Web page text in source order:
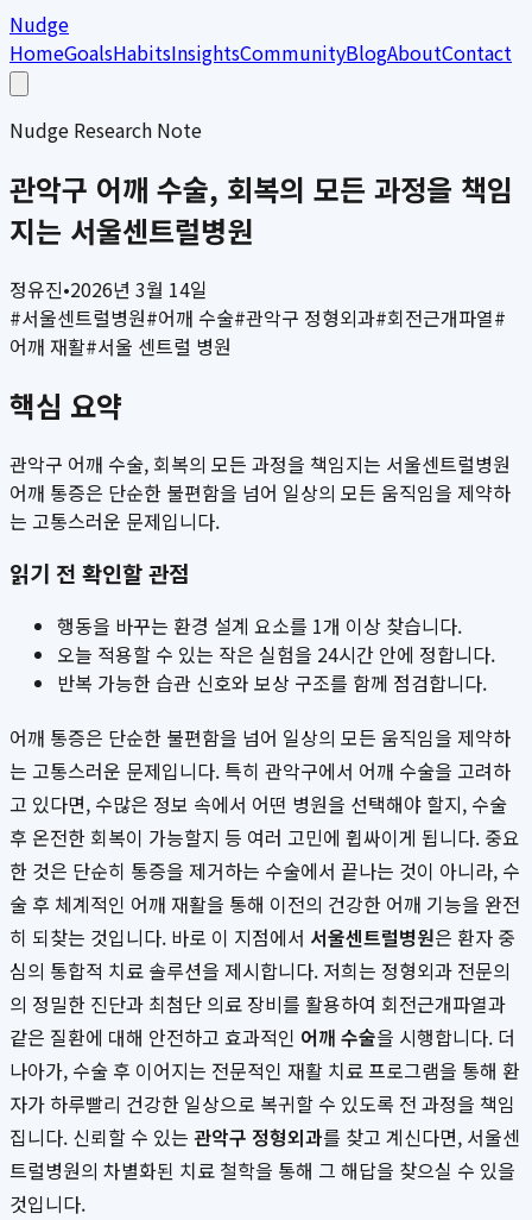
Nudge
HomeGoalsHabitsInsightsCommunityBlogAboutContact
Nudge Research Note
관악구 어깨 수술, 회복의 모든 과정을 책임
지는 서울센트럴병원
정유진•2026년 3월 14일
#서울센트럴병원#어깨 수술#관악구 정형외과#회전근개파열#
어깨 재활#서울 센트럴 병원
핵심 요약
관악구 어깨 수술, 회복의 모든 과정을 책임지는 서울센트럴병원
어깨 통증은 단순한 불편함을 넘어 일상의 모든 움직임을 제약하
는 고통스러운 문제입니다.
읽기 전 확인할 관점
행동을 바꾸는 환경 설계 요소를 1개 이상 찾습니다.
오늘 적용할 수 있는 작은 실험을 24시간 안에 정합니다.
반복 가능한 습관 신호와 보상 구조를 함께 점검합니다.
어깨 통증은 단순한 불편함을 넘어 일상의 모든 움직임을 제약하
는 고통스러운 문제입니다. 특히 관악구에서 어깨 수술을 고려하
고 있다면, 수많은 정보 속에서 어떤 병원을 선택해야 할지, 수술
후 온전한 회복이 가능할지 등 여러 고민에 휩싸이게 됩니다. 중요
한 것은 단순히 통증을 제거하는 수술에서 끝나는 것이 아니라, 수
술 후 체계적인 어깨 재활을 통해 이전의 건강한 어깨 기능을 완전
히 되찾는 것입니다. 바로 이 지점에서 서울센트럴병원은 환자 중
심의 통합적 치료 솔루션을 제시합니다. 저희는 정형외과 전문의
의 정밀한 진단과 최첨단 의료 장비를 활용하여 회전근개파열과
같은 질환에 대해 안전하고 효과적인 어깨 수술을 시행합니다. 더
나아가, 수술 후 이어지는 전문적인 재활 치료 프로그램을 통해 환
자가 하루빨리 건강한 일상으로 복귀할 수 있도록 전 과정을 책임
집니다. 신뢰할 수 있는 관악구 정형외과를 찾고 계신다면, 서울센
트럴병원의 차별화된 치료 철학을 통해 그 해답을 찾으실 수 있을
것입니다.